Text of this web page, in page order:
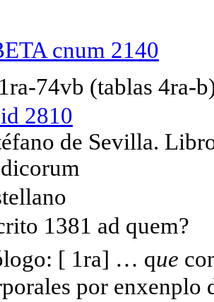
cnum 2140
74vb (tablas 4ra-
2810
de Sevilla.
1381 ad quem?
[ 1ra] … que
por